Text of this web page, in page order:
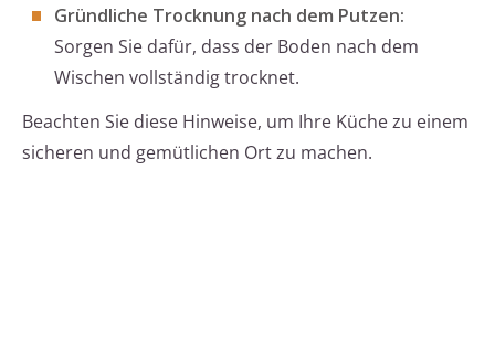
Gründliche Trocknung nach dem Putzen:
Sorgen Sie dafür, dass der Boden nach dem
Wischen vollständig trocknet.
Beachten Sie diese Hinweise, um Ihre Küche zu einem
sicheren und gemütlichen Ort zu machen.